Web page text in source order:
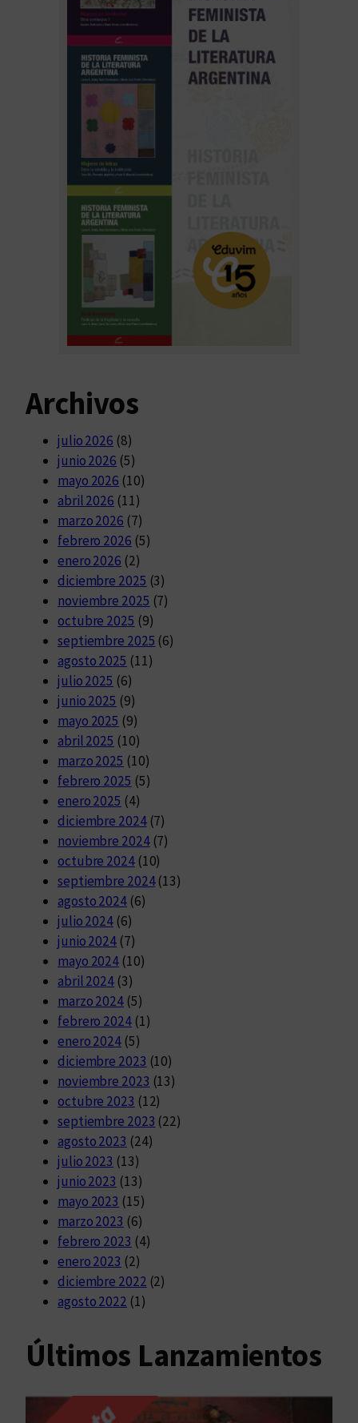
Archivos
julio 2026 (8)
junio 2026 (5)
mayo 2026 (10)
abril 2026 (11)
marzo 2026 (7)
febrero 2026 (5)
enero 2026 (2)
diciembre 2025 (3)
noviembre 2025 (7)
octubre 2025 (9)
septiembre 2025 (6)
agosto 2025 (11)
julio 2025 (6)
junio 2025 (9)
mayo 2025 (9)
abril 2025 (10)
marzo 2025 (10)
febrero 2025 (5)
enero 2025 (4)
diciembre 2024(7)
noviembre 2024(7)
octubre 2024(10)
septiembre 2024(13)
agosto 2024(6)
julio 2024 (6)
junio 2024 (7)
mayo 2024 (10)
abril 2024 (3)
marzo 2024 (5)
febrero 2024(1)
enero 2024 (5)
diciembre 2023 (10)
noviembre 2023 (13)
octubre 2023 (12)
septiembre 2023 (22)
agosto 2023 (24)
julio 2023 (13)
junio 2023 (13)
mayo 2023 (15)
marzo 2023 (6)
febrero 2023 (4)
enero 2023 (2)
diciembre 2022 (2)
agosto 2022 (1)
Últimos Lanzamientos